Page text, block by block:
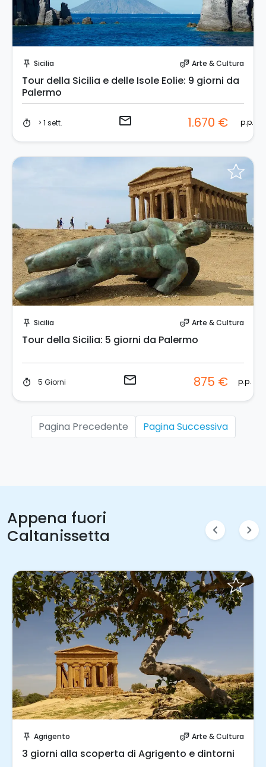
push_pin Sicilia theater_comedy Arte & Cultura
Tour della Sicilia e delle Isole Eolie: 9 giorni da
Palermo
timer > 1 sett. email 1.670 € p.p.
push_pin Sicilia theater_comedy Arte & Cultura
Tour della Sicilia: 5 giorni da Palermo
timer 5 Giorni email 875 € p.p.
Pagina Precedente Pagina Successiva
Appena fuori
Caltanissetta
chevron_left chevron_right
push_pin Agrigento theater_comedy Arte & Cultura
3 giorni alla scoperta di Agrigento e dintorni